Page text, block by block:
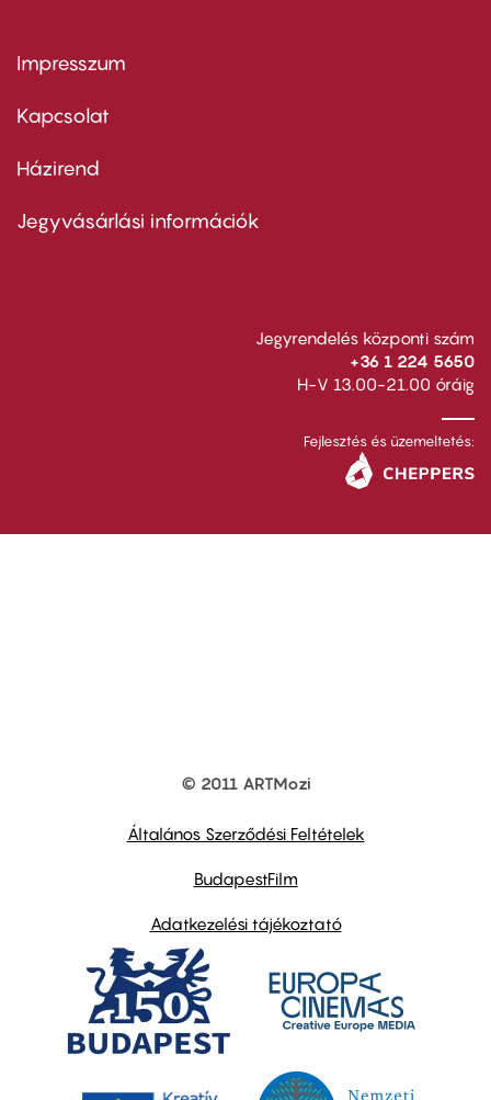
Footer
first
Impresszum
Kapcsolat
Footer
second
Házirend
Jegyvásárlási információk
Jegyrendelés központi szám
+36 1 224 5650
H-V 13.00-21.00 óráig
Fejlesztés és üzemeltetés:
© 2011 ARTMozi
Általános Szerződési Feltételek
BudapestFilm
Adatkezelési tájékoztató